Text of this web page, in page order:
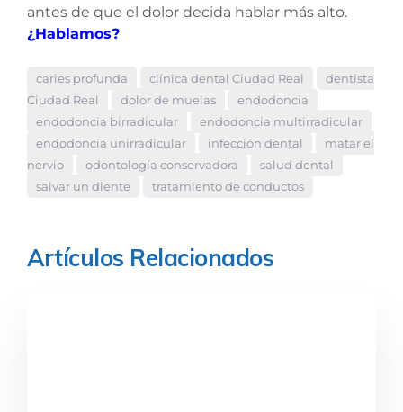
antes de que el dolor decida hablar más alto.
¿Hablamos?
caries profunda clínica dental Ciudad Real
dentista
Ciudad Real
dolor de muelas
endodoncia
endodoncia birradicular
endodoncia multirradicular
endodoncia unirradicular
infección dental
matar el
nervio
odontología conservadora
salud dental
salvar un diente
tratamiento de conductos
Artículos Relacionados